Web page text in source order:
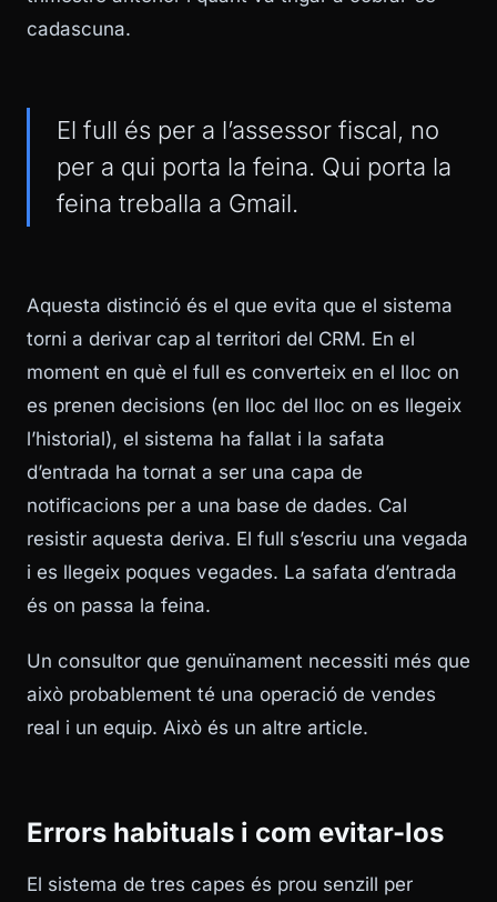
cadascuna.
El full és per a l’assessor fiscal, no
per a qui porta la feina. Qui porta la
feina treballa a Gmail.
Aquesta distinció és el que evita que el sistema
torni a derivar cap al territori del CRM. En el
moment en què el full es converteix en el lloc on
es prenen decisions (en lloc del lloc on es llegeix
l’historial), el sistema ha fallat i la safata
d’entrada ha tornat a ser una capa de
notificacions per a una base de dades. Cal
resistir aquesta deriva. El full s’escriu una vegada
i es llegeix poques vegades. La safata d’entrada
és on passa la feina.
Un consultor que genuïnament necessiti més que
això probablement té una operació de vendes
real i un equip. Això és un altre article.
Errors habituals i com evitar-los
El sistema de tres capes és prou senzill per